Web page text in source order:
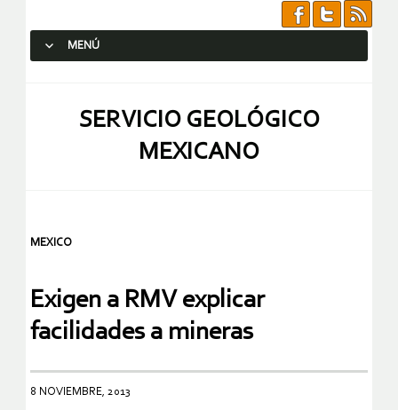
MENÚ
SERVICIO GEOLÓGICO
MEXICANO
MEXICO
Exigen a RMV explicar
facilidades a mineras
8 NOVIEMBRE, 2013